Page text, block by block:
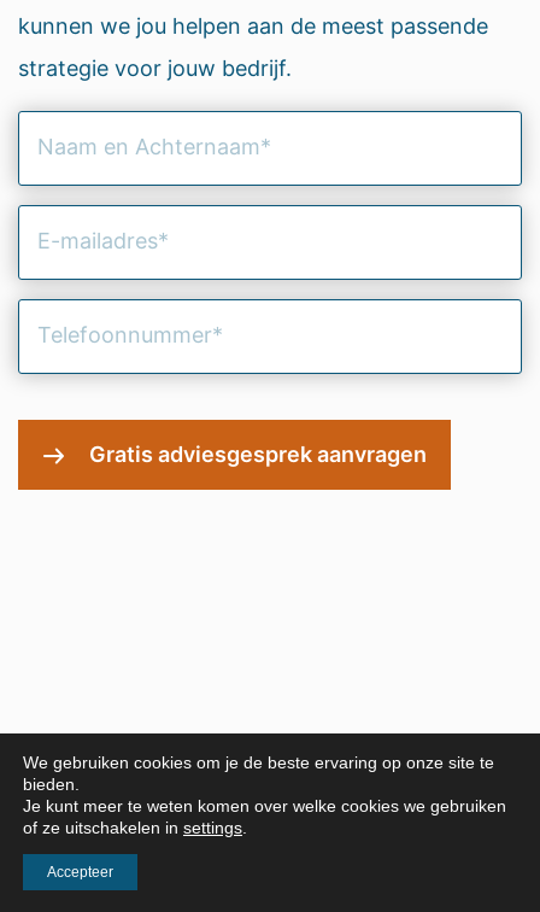
kunnen we jou helpen aan de meest passende
strategie voor jouw bedrijf.
en
Achternaam
(Vereist)
mailadres
(Vereist)
(Vereist)
Alles over marketing
strategieën
We gebruiken cookies om je de beste ervaring op onze site te
bieden.
Je kunt meer te weten komen over welke cookies we gebruiken
of ze uitschakelen in settings
Accepteer